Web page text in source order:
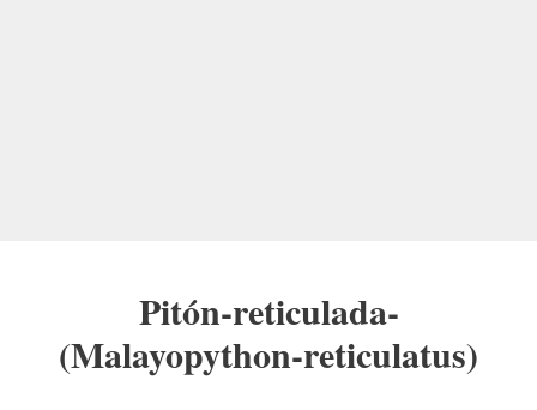
Pitón-reticulada-
(Malayopython-reticulatus)